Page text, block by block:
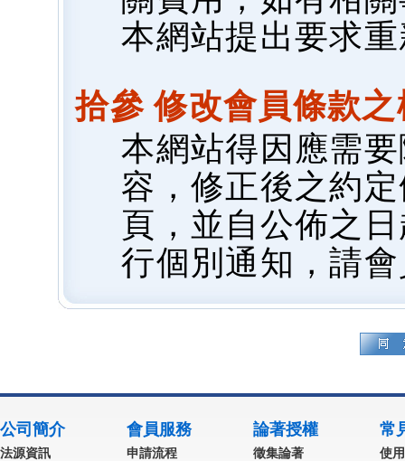
本網站提出要求
拾參 修改會員條款
本網站得因應需
容，修正後之約
頁，並自公佈之
行個別通知，請
公司簡介
法源資訊
會員服務
申請流程
論著授權
徵集論著
常
使